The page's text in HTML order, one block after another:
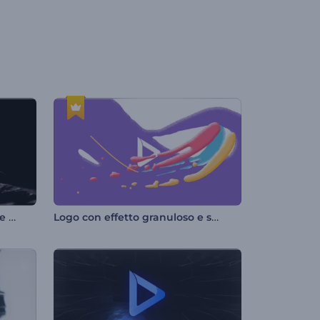
Introduzione infuocata a base di pietra Logo con effetto granuloso e schizzi di colore